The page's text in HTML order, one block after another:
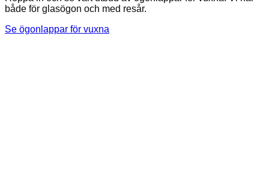
både för glasögon och med resår.
Se ögonlappar för vuxna